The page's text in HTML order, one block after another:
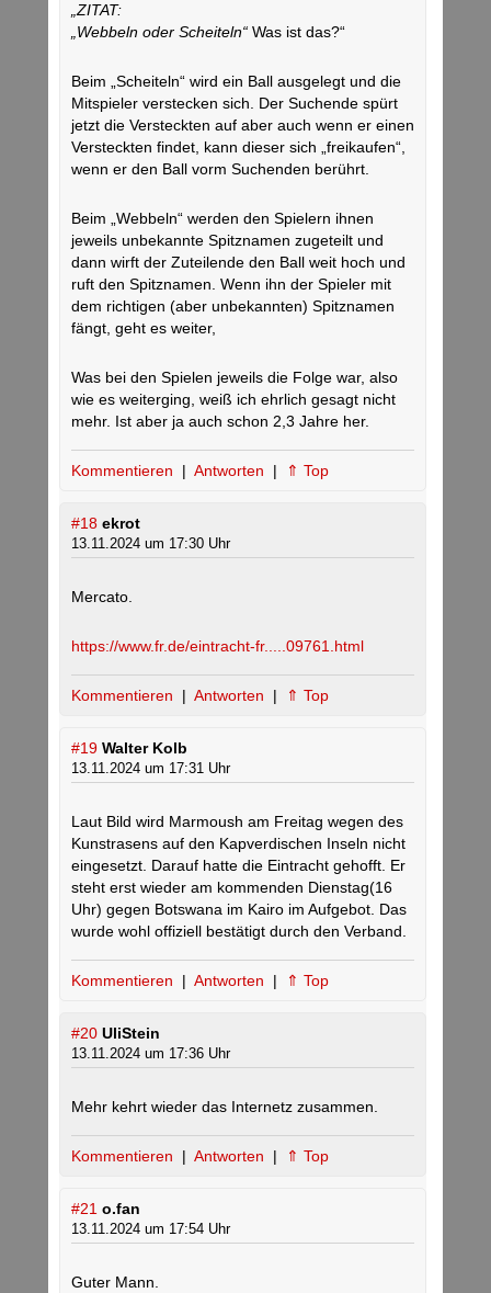
„ZITAT:
„Webbeln oder Scheiteln“ Was ist das?“
Beim „Scheiteln“ wird ein Ball ausgelegt und die
Mitspieler verstecken sich. Der Suchende spürt
jetzt die Versteckten auf aber auch wenn er einen
Versteckten findet, kann dieser sich „freikaufen“,
wenn er den Ball vorm Suchenden berührt.
Beim „Webbeln“ werden den Spielern ihnen
jeweils unbekannte Spitznamen zugeteilt und
dann wirft der Zuteilende den Ball weit hoch und
ruft den Spitznamen. Wenn ihn der Spieler mit
dem richtigen (aber unbekannten) Spitznamen
fängt, geht es weiter,
Was bei den Spielen jeweils die Folge war, also
wie es weiterging, weiß ich ehrlich gesagt nicht
mehr. Ist aber ja auch schon 2,3 Jahre her.
Kommentieren | Antworten | ⇑ Top
#18 ekrot
13.11.2024 um 17:30 Uhr
Mercato.
https://www.fr.de/eintracht-fr.....09761.html
Kommentieren | Antworten | ⇑ Top
#19 Walter Kolb
13.11.2024 um 17:31 Uhr
Laut Bild wird Marmoush am Freitag wegen des
Kunstrasens auf den Kapverdischen Inseln nicht
eingesetzt. Darauf hatte die Eintracht gehofft. Er
steht erst wieder am kommenden Dienstag(16
Uhr) gegen Botswana im Kairo im Aufgebot. Das
wurde wohl offiziell bestätigt durch den Verband.
Kommentieren | Antworten | ⇑ Top
#20 UliStein
13.11.2024 um 17:36 Uhr
Mehr kehrt wieder das Internetz zusammen.
Kommentieren | Antworten | ⇑ Top
#21 o.fan
13.11.2024 um 17:54 Uhr
Guter Mann.